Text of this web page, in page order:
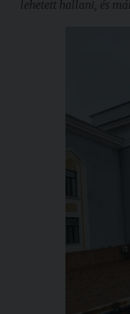
lehetett hallani, és